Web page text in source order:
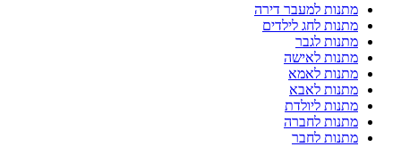
מתנות למעבר דירה
מתנות לחג לילדים
מתנות לגבר
מתנות לאישה
מתנות לאמא
מתנות לאבא
מתנות ליולדת
מתנות לחברה
מתנות לחבר